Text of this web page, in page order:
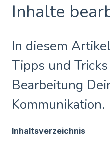
Inhalte
In diesem
Tipps und
Bearbeitung
Kommunikation.
Inhaltsverzeichnis